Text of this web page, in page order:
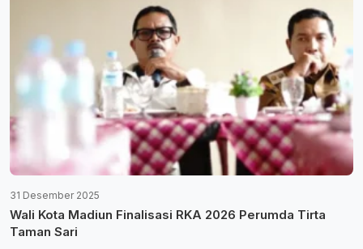
31 Desember 2025
Wali Kota Madiun Finalisasi RKA 2026 Perumda Tirta
Taman Sari